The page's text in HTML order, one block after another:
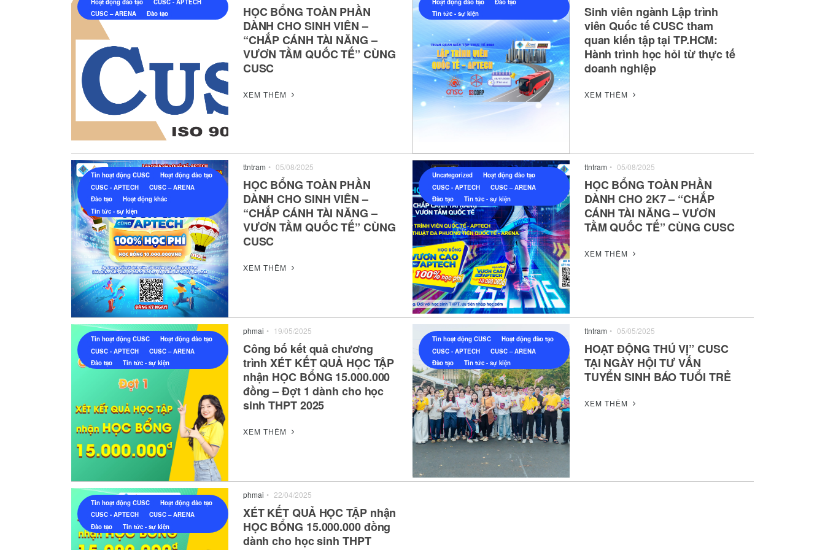
Chức năng và nhiệm vụ
Sứ mệnh - Tầm nhìn
Tổ chức và Nhân sự
CUSC – ARENA
Đào tạo
HỌC BỔNG TOÀN PHẦN
DÀNH CHO SINH VIÊN –
“CHẮP CÁNH TÀI NĂNG –
VƯƠN TẦM QUỐC TẾ” CÙNG
CUSC
XEM THÊM
Tin tức - sự kiện
Sinh viên ngành Lập trình
viên Quốc tế CUSC tham
quan kiến tập tại TP.HCM:
Hành trình học hỏi từ thực tế
doanh nghiệp
XEM THÊM
Tin hoạt động CUSC
Hoạt động đào tạo
CUSC - APTECH
CUSC – ARENA
Đào tạo
Hoạt động khác
Tin tức - sự kiện
ttntram • 05/08/2025
HỌC BỔNG TOÀN PHẦN
DÀNH CHO SINH VIÊN –
“CHẮP CÁNH TÀI NĂNG –
VƯƠN TẦM QUỐC TẾ” CÙNG
CUSC
XEM THÊM
Uncategorized
Hoạt động đào tạo
CUSC - APTECH
CUSC – ARENA
Đào tạo
Tin tức - sự kiện
ttntram • 05/08/2025
HỌC BỔNG TOÀN PHẦN
DÀNH CHO 2K7 – “CHẮP
CÁNH TÀI NĂNG – VƯƠN
TẦM QUỐC TẾ” CÙNG CUSC
XEM THÊM
Tin hoạt động CUSC
Hoạt động đào tạo
CUSC - APTECH
CUSC – ARENA
Đào tạo
Tin tức - sự kiện
phmai • 19/05/2025
Công bố kết quả chương
trình XÉT KẾT QUẢ HỌC TẬP
nhận HỌC BỔNG 15.000.000
đồng – Đợt 1 dành cho học
sinh THPT 2025
XEM THÊM
Tin hoạt động CUSC
Hoạt động đào tạo
CUSC - APTECH
CUSC – ARENA
Đào tạo
Tin tức - sự kiện
ttntram • 05/05/2025
HOẠT ĐỘNG THÚ VỊ” CUSC
TẠI NGÀY HỘI TƯ VẤN
TUYỂN SINH BÁO TUỔI TRẺ
XEM THÊM
Tin hoạt động CUSC
Hoạt động đào tạo
CUSC - APTECH
CUSC – ARENA
Đào tạo
Tin tức - sự kiện
phmai • 22/04/2025
XÉT KẾT QUẢ HỌC TẬP nhận
HỌC BỔNG 15.000.000 đồng
dành cho học sinh THPT